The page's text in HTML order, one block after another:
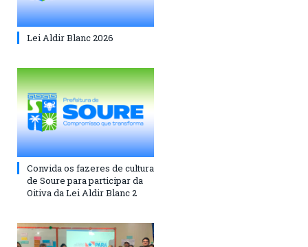
Lei Aldir Blanc 2026
Convida os fazeres de cultura
de Soure para participar da
Oitiva da Lei Aldir Blanc 2